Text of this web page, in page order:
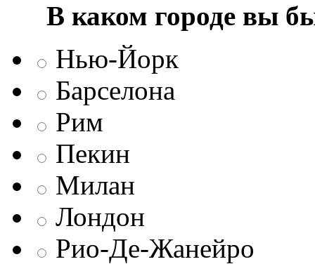
В каком городе вы
Нью-Йорк
Барселона
Рим
Пекин
Милан
Лондон
Рио-Де-Жанейро